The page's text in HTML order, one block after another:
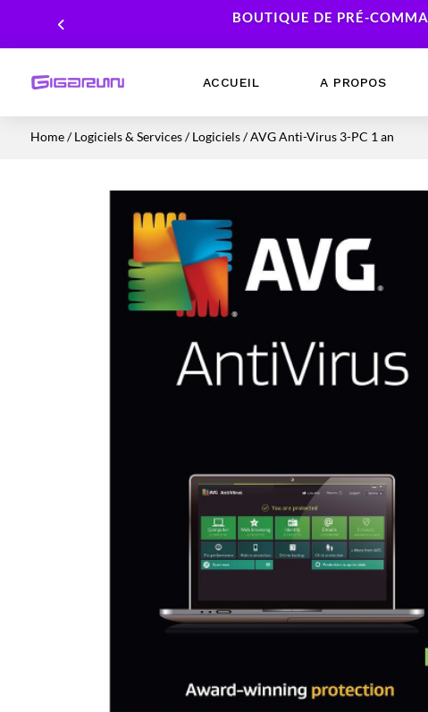
BOUTIQUE DE PRÉ-
ACCUEIL A PROPOS
Home/Logiciels & Services/Logiciels/ AVG Anti-Virus 3-PC 1 an
Carte Graphique
Mémoire RAM
Stockage
Alimentations PC
Cartes mères